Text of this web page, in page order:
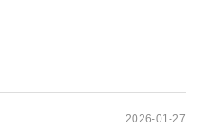
2026-01-27